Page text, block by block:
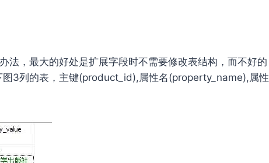
法，最大的好处是扩展字段时不需要修改表结构，而不好的
图3列的表，主键(product_id),属性名(property_name),属性